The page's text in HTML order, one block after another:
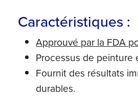
Caractéristiques :
Approuvé par la FDA
Processus de peinture
Fournit des résultats
durables.